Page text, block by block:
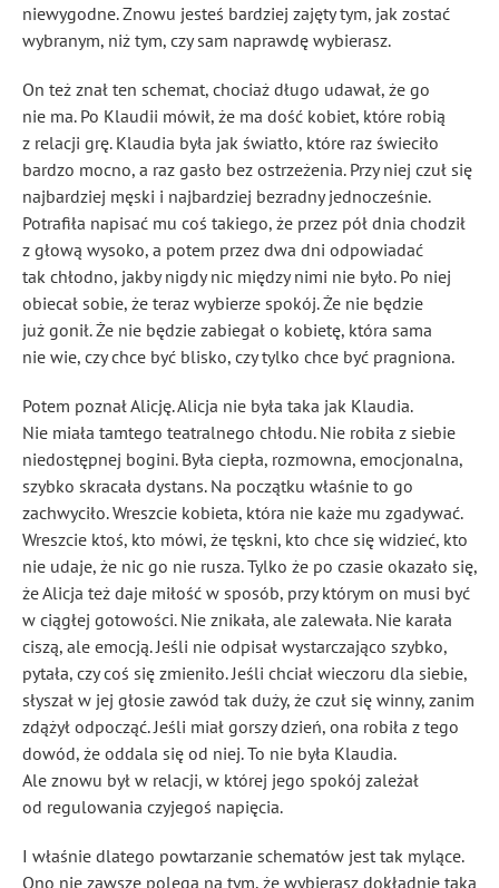
niewygodne. Znowu jesteś bardziej zajęty tym, jak zostać
wybranym, niż tym, czy sam naprawdę wybierasz.
On też znał ten schemat, chociaż długo udawał, że go
nie ma. Po Klaudii mówił, że ma dość kobiet, które robią
z relacji grę. Klaudia była jak światło, które raz świeciło
bardzo mocno, a raz gasło bez ostrzeżenia. Przy niej czuł się
najbardziej męski i najbardziej bezradny jednocześnie.
Potrafiła napisać mu coś takiego, że przez pół dnia chodził
z głową wysoko, a potem przez dwa dni odpowiadać
tak chłodno, jakby nigdy nic między nimi nie było. Po niej
obiecał sobie, że teraz wybierze spokój. Że nie będzie
już gonił. Że nie będzie zabiegał o kobietę, która sama
nie wie, czy chce być blisko, czy tylko chce być pragniona.
Potem poznał Alicję. Alicja nie była taka jak Klaudia.
Nie miała tamtego teatralnego chłodu. Nie robiła z siebie
niedostępnej bogini. Była ciepła, rozmowna, emocjonalna,
szybko skracała dystans. Na początku właśnie to go
zachwyciło. Wreszcie kobieta, która nie każe mu zgadywać.
Wreszcie ktoś, kto mówi, że tęskni, kto chce się widzieć, kto
nie udaje, że nic go nie rusza. Tylko że po czasie okazało się,
że Alicja też daje miłość w sposób, przy którym on musi być
w ciągłej gotowości. Nie znikała, ale zalewała. Nie karała
ciszą, ale emocją. Jeśli nie odpisał wystarczająco szybko,
pytała, czy coś się zmieniło. Jeśli chciał wieczoru dla siebie,
słyszał w jej głosie zawód tak duży, że czuł się winny, zanim
zdążył odpocząć. Jeśli miał gorszy dzień, ona robiła z tego
dowód, że oddala się od niej. To nie była Klaudia.
Ale znowu był w relacji, w której jego spokój zależał
od regulowania czyjegoś napięcia.
I właśnie dlatego powtarzanie schematów jest tak mylące.
Ono nie zawsze polega na tym, że wybierasz dokładnie taką